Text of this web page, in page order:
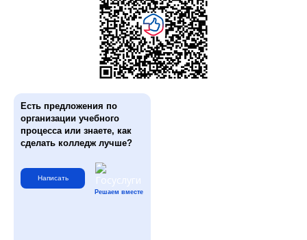
Есть предложения по
организации учебного
процесса или знаете, как
сделать колледж лучше?
Написать
Решаем вместе